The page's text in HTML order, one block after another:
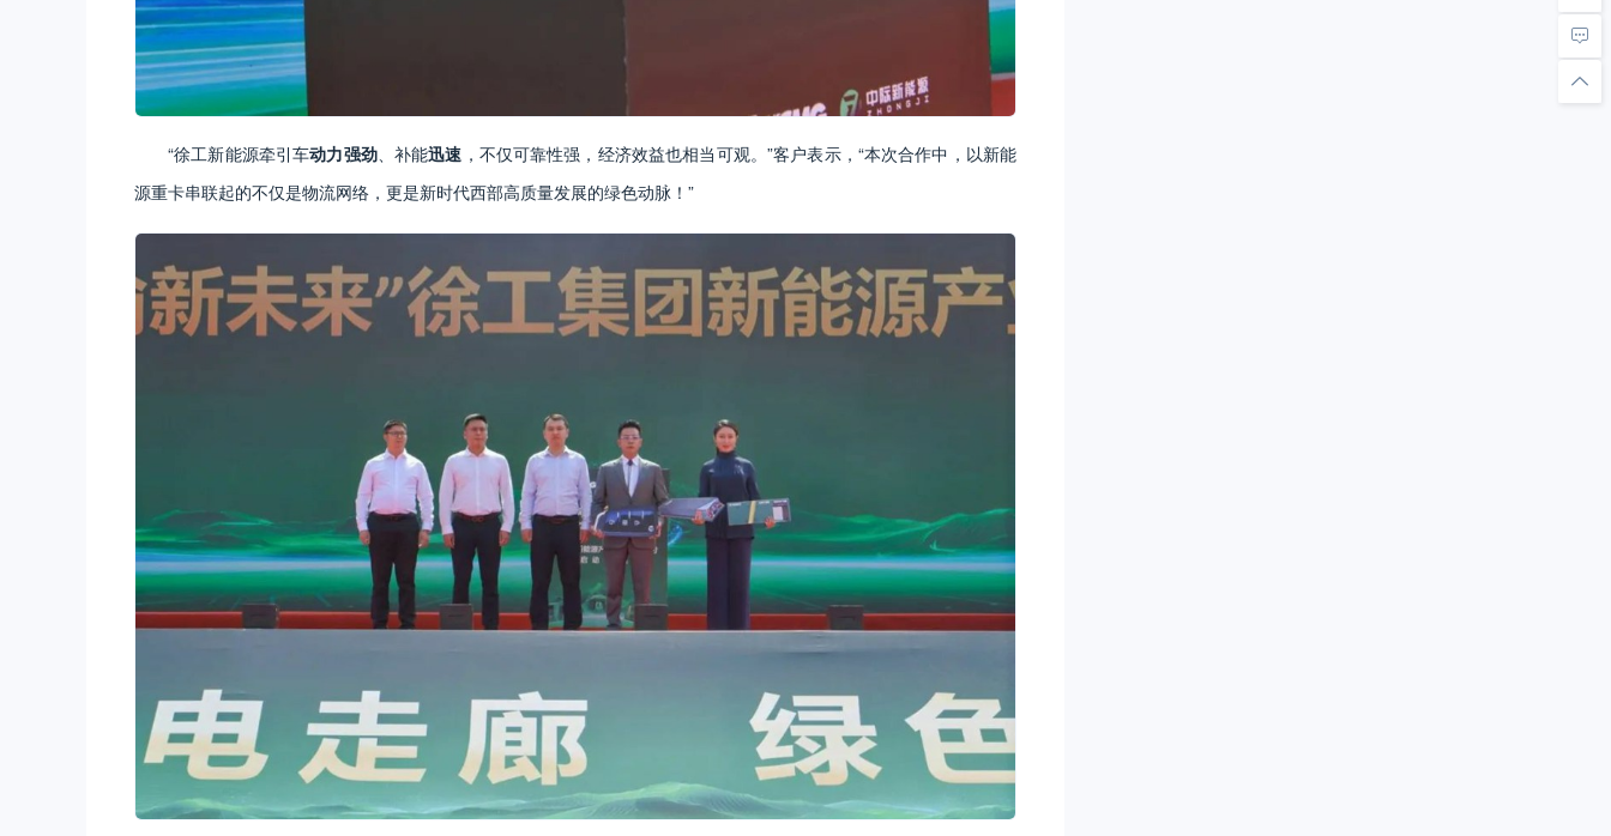
“徐工新能源牵引车动力强劲、补能迅速 ，不仅可靠性强，经济效益也相当可观。”客户表示，“本次合作中，以新能
源重卡串联起的不仅是物流网络，更是新时代西部高质量发展的绿色动脉！”